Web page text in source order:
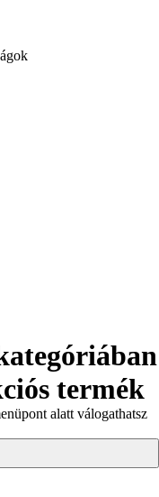
termék
alatt válogathatsz